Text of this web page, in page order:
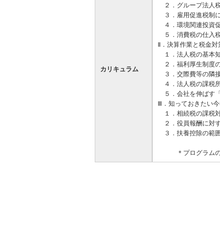
カリキュラム
２．グループ法人
３．雇用促進税制
４．環境関連投資
５．消費税の仕入
Ⅱ．決算作業と税金対
１．法人税の基本
２．福利厚生制度
３．交際費等の隣
４．法人税の課税
５．会社を伸ばす
Ⅲ．知っておきたい
１．相続税の課税
２．役員報酬に対
３．扶養控除の範
＊プログラムの